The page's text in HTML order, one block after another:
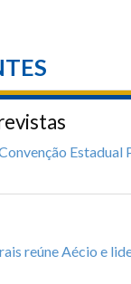
Estadual
reúne Aécio e